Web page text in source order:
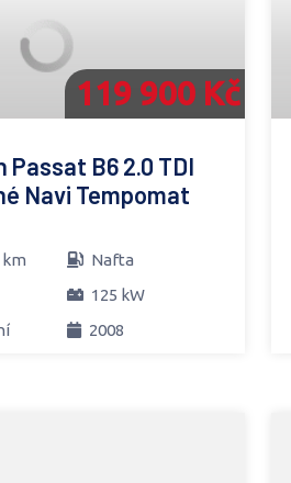
119 900 Kč
Passat B6 2.0 TDI
Navi Tempomat
km
Nafta
125 kW
2008